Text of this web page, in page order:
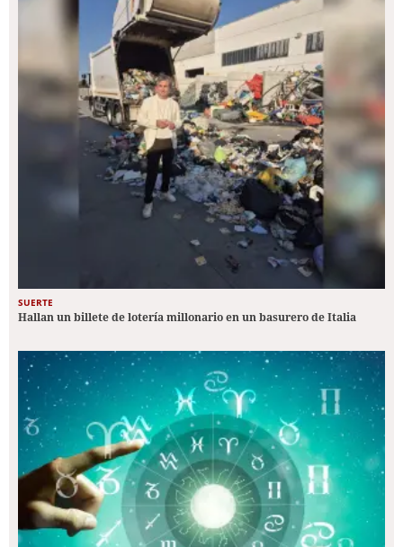
SUERTE
Hallan un billete de lotería millonario en un basurero de Italia